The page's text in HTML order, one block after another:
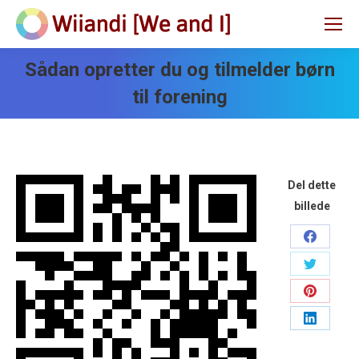
Sådan opretter du og tilmelder børn
til forening
Del dette
billede
Share
on
Share
on
Twitter
Share
on
Share